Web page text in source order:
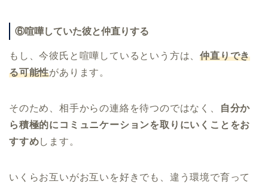
⑥喧嘩していた彼と仲直りする
もし、今彼氏と喧嘩しているという方は、仲直りでき
る可能性があります。
そのため、相手からの連絡を待つのではなく、
自分か
ら積極的にコミュニケーションを取りにいくことをお
すすめします。
いくらお互いがお互いを好きでも、違う環境で育って